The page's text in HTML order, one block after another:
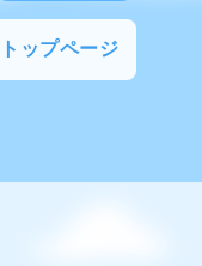
トップページ